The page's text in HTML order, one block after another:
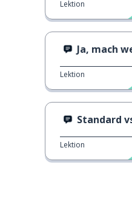
Lektion
Ja, mach
Lektion
Standard
Lektion